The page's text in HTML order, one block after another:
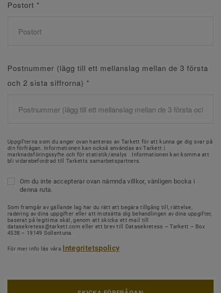
Postort *
Postnummer (lägg till ett mellanslag mellan de 3 första
och 2 sista siffrorna) *
Uppgifterna som du anger ovan hanteras av Tarkett för att kunna ge dig svar på
din förfrågan. Informationen kan också användas av Tarkett i
marknadsföringssyfte och för statistik/analys . Informationen kan komma att
bli vidarebefordrad till Tarketts samarbetspartners.
Om du inte accepterar ovan nämnda villkor, vänligen bocka i
denna ruta.
Som framgår av gällande lag har du rätt att begära tillgång till, rättelse,
radering av dina uppgifter eller att motsätta dig behandlingen av dina uppgifter,
baserat på legitima skäl, genom att skicka ett mail till
datasekretess@tarkett.com eller ett brev till Datasekretess – Tarkett – Box
4538 – 19149 Sollentuna.
För mer info läs våra Integritetspolicy